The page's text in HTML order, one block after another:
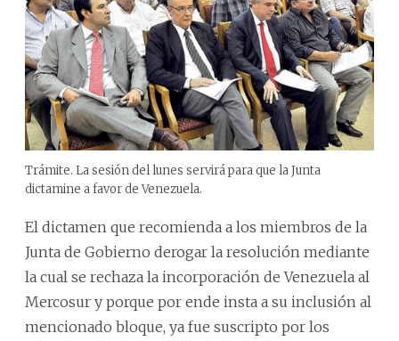
Trámite. La sesión del lunes servirá para que la Junta
dictamine a favor de Venezuela.
El dictamen que recomienda a los miembros de la
Junta de Gobierno derogar la resolución mediante
la cual se rechaza la incorporación de Venezuela al
Mercosur y porque por ende insta a su inclusión al
mencionado bloque, ya fue suscripto por los